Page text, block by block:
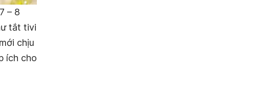
– 8
tắt tivi
chịu
ích cho